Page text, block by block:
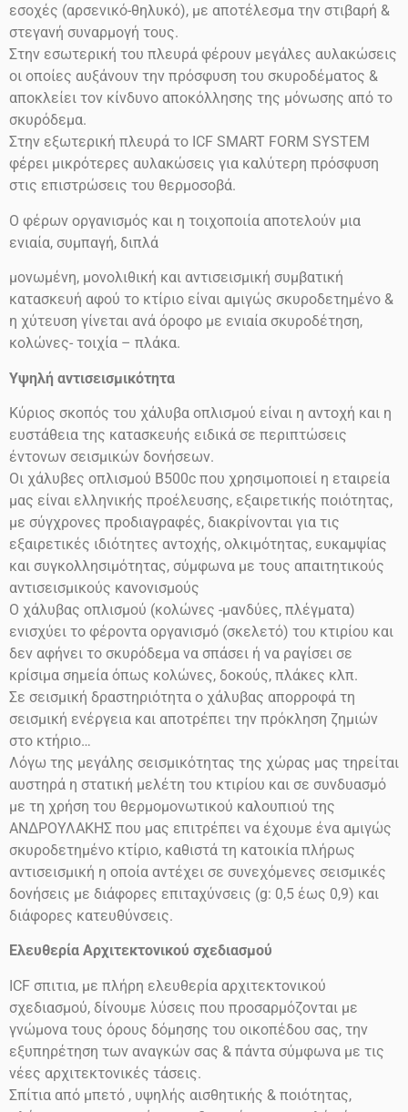
εσοχές (αρσενικό-θηλυκό), με αποτέλεσμα την στιβαρή &
στεγανή συναρμογή τους.
Στην εσωτερική του πλευρά φέρουν μεγάλες αυλακώσεις
οι οποίες αυξάνουν την πρόσφυση του σκυροδέματος &
αποκλείει τον κίνδυνο αποκόλλησης της μόνωσης από το
σκυρόδεμα.
Στην εξωτερική πλευρά το ICF SMART FORM SYSTEM
φέρει μικρότερες αυλακώσεις για καλύτερη πρόσφυση
στις επιστρώσεις του θερμοσοβά.
Ο φέρων οργανισμός και η τοιχοποιία αποτελούν μια
ενιαία, συμπαγή, διπλά
μονωμένη, μονολιθική και αντισεισμική συμβατική
κατασκευή αφού το κτίριο είναι αμιγώς σκυροδετημένο &
η χύτευση γίνεται ανά όροφο με ενιαία σκυροδέτηση,
κολώνες- τοιχία – πλάκα.
Υψηλή αντισεισμικότητα
Κύριος σκοπός του χάλυβα οπλισμού είναι η αντοχή και η
ευστάθεια της κατασκευής ειδικά σε περιπτώσεις
έντονων σεισμικών δονήσεων.
Οι χάλυβες οπλισμού Β500c που χρησιμοποιεί η εταιρεία
μας είναι ελληνικής προέλευσης, εξαιρετικής ποιότητας,
με σύγχρονες προδιαγραφές, διακρίνονται για τις
εξαιρετικές ιδιότητες αντοχής, ολκιμότητας, ευκαμψίας
και συγκολλησιμότητας, σύμφωνα με τους απαιτητικούς
αντισεισμικούς κανονισμούς
Ο χάλυβας οπλισμού (κολώνες -μανδύες, πλέγματα)
ενισχύει το φέροντα οργανισμό (σκελετό) του κτιρίου και
δεν αφήνει το σκυρόδεμα να σπάσει ή να ραγίσει σε
κρίσιμα σημεία όπως κολώνες, δοκούς, πλάκες κλπ.
Σε σεισμική δραστηριότητα ο χάλυβας απορροφά τη
σεισμική ενέργεια και αποτρέπει την πρόκληση ζημιών
στο κτήριο…
Λόγω της μεγάλης σεισμικότητας της χώρας μας τηρείται
αυστηρά η στατική μελέτη του κτιρίου και σε συνδυασμό
με τη χρήση του θερμομονωτικού καλουπιού της
ΑΝΔΡΟΥΛΑΚΗΣ που μας επιτρέπει να έχουμε ένα αμιγώς
σκυροδετημένο κτίριο, καθιστά τη κατοικία πλήρως
αντισεισμική η οποία αντέχει σε συνεχόμενες σεισμικές
δονήσεις με διάφορες επιταχύνσεις (g: 0,5 έως 0,9) και
διάφορες κατευθύνσεις.
Ελευθερία Αρχιτεκτονικού σχεδιασμού
ICF σπιτια, με πλήρη ελευθερία αρχιτεκτονικού
σχεδιασμού, δίνουμε λύσεις που προσαρμόζονται με
γνώμονα τους όρους δόμησης του οικοπέδου σας, την
εξυπηρέτηση των αναγκών σας & πάντα σύμφωνα με τις
νέες αρχιτεκτονικές τάσεις.
Σπίτια από μπετό , υψηλής αισθητικής & ποιότητας,